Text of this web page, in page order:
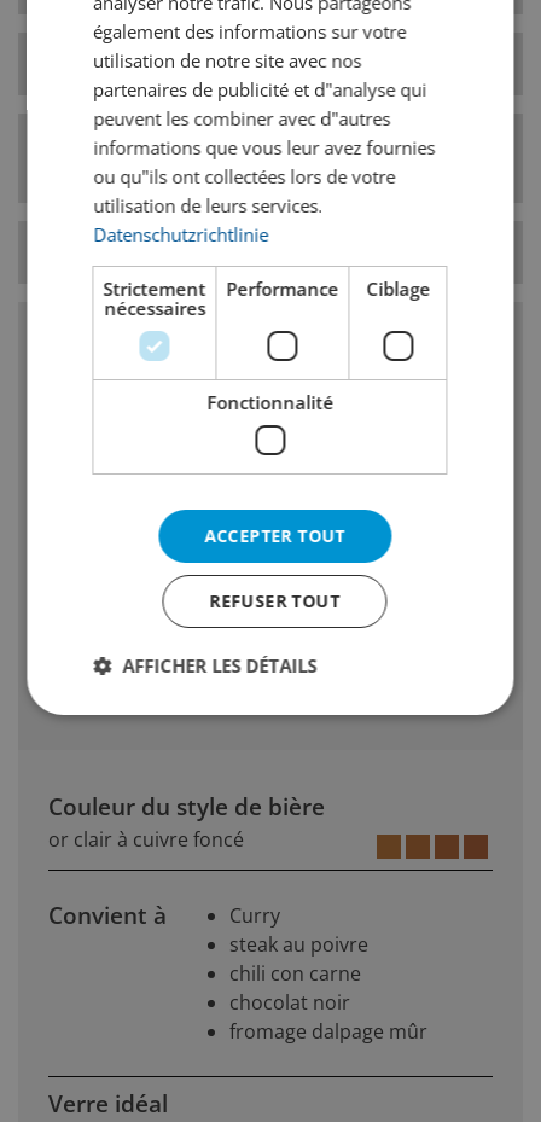
Type de levure haute fermentation
Catégorie de style
de bière
IPA
Caractéristiques
Amertume de houblon intense et teneur en
Utilisation de sortes de houblon anglaises ou
américaines, houblonnage élevé
Utilisation deau à haute teneur en minéraux
Arôme de houblon plein, floral à fort
Couleur du style de bière
or clair à cuivre foncé
Convient à
Curry
steak au poivre
chili con carne
chocolat noir
fromage dalpage mûr
Verre idéal
également des informations sur votre
utilisation de notre site avec nos
partenaires de publicité et d"analyse qui
peuvent les combiner avec d"autres
informations que vous leur avez fournies
ou qu"ils ont collectées lors de votre
utilisation de leurs services.
Datenschutzrichtlinie
Strictement
nécessaires
Performance Ciblage
Fonctionnalité
ACCEPTER TOUT
REFUSER TOUT
AFFICHER LES DÉTAILS